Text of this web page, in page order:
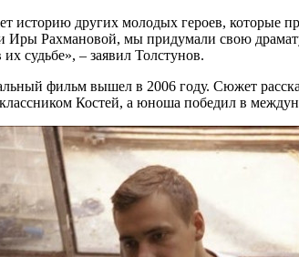
историю других молодых героев, которые
Рахмановой, мы придумали свою
судьбе», – заявил Толстунов.
фильм вышел в 2006 году. Сюжет
Костей, а юноша победил в